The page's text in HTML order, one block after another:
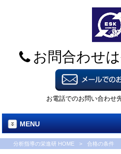
お問合わせは
お電話でのお問い合わせ
MENU
分析指導の栄進研 HOME > 合格の条件